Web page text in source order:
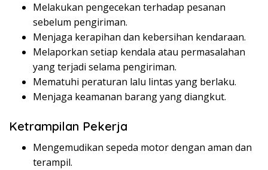
Melakukan pengecekan terhadap pesanan
sebelum pengiriman.
Menjaga kerapihan dan kebersihan kendaraan.
Melaporkan setiap kendala atau permasalahan
yang terjadi selama pengiriman.
Mematuhi peraturan lalu lintas yang berlaku.
Menjaga keamanan barang yang diangkut.
Ketrampilan Pekerja
Mengemudikan sepeda motor dengan aman dan
terampil.